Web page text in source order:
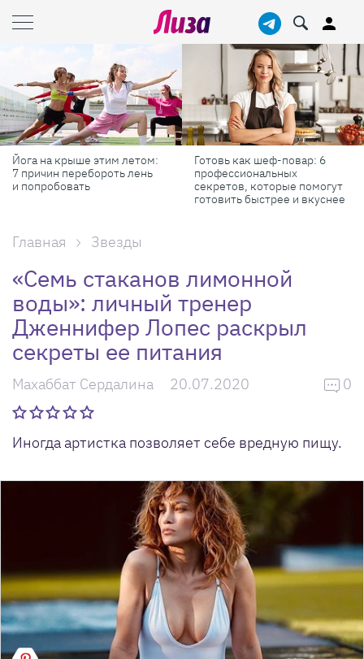
Йога на крыше этим летом:
7 причин перебороть лень
и попробовать
Готовь как шеф-повар: 6
профессиональных
секретов, которые помогут
готовить быстрее и вкуснее
Главная Звезды
«Семь стаканов лимонной
воды»: личный тренер
Дженнифер Лопес раскрыл
секреты ее питания
Махаббат Сердалина 20.07.2020 0
Иногда артистка позволяет себе вредную пищу.